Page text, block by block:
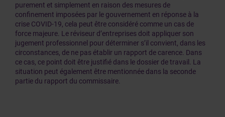
purement et simplement en raison des mesures de
confinement imposées par le gouvernement en réponse à la
crise COVID-19, cela peut être considéré comme un cas de
force majeure. Le réviseur d’entreprises doit appliquer son
jugement professionnel pour déterminer s’il convient, dans les
circonstances, de ne pas établir un rapport de carence. Dans
ce cas, ce point doit être justifié dans le dossier de travail. La
situation peut également être mentionnée dans la seconde
partie du rapport du commissaire.